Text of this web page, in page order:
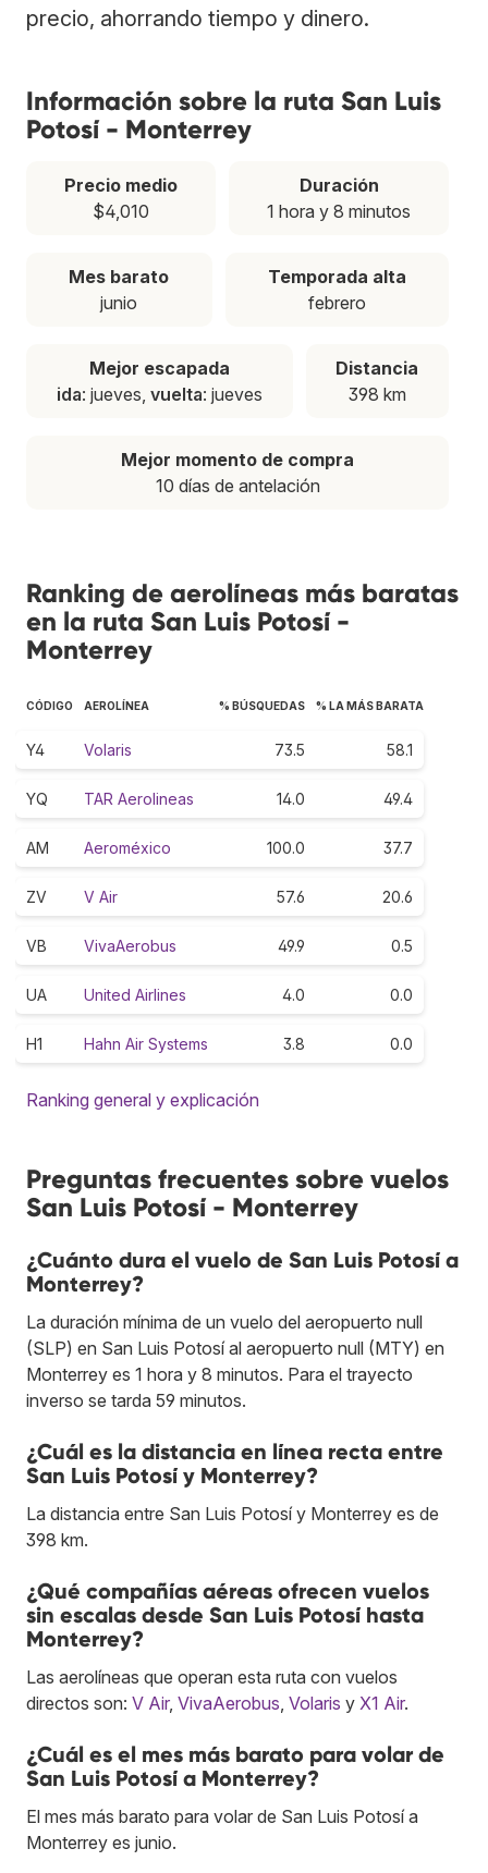
precio, ahorrando tiempo y dinero.
Información sobre la ruta San Luis
Potosí - Monterrey
Precio medio
$4,010
Duración
1 hora y 8 minutos
Mes barato
junio
Temporada alta
febrero
Mejor escapada
ida: jueves, vuelta: jueves
Distancia
398 km
Mejor momento de compra
10 días de antelación
Ranking de aerolíneas más baratas
en la ruta San Luis Potosí -
Monterrey
CÓDIGO AEROLÍNEA % BÚSQUEDAS % LA MÁS BARATA
Y4 Volaris 73.5 58.1
YQ TAR Aerolineas 14.0 49.4
AM Aeroméxico 100.0 37.7
ZV V Air 57.6 20.6
VB VivaAerobus 49.9 0.5
UA United Airlines 4.0 0.0
H1 Hahn Air Systems 3.8 0.0
Ranking general y explicación
Preguntas frecuentes sobre vuelos
San Luis Potosí - Monterrey
¿Cuánto dura el vuelo de San Luis Potosí a
Monterrey?
La duración mínima de un vuelo del aeropuerto null
(SLP) en San Luis Potosí al aeropuerto null (MTY) en
Monterrey es 1 hora y 8 minutos. Para el trayecto
inverso se tarda 59 minutos.
¿Cuál es la distancia en línea recta entre
San Luis Potosí y Monterrey?
La distancia entre San Luis Potosí y Monterrey es de
398 km.
¿Qué compañías aéreas ofrecen vuelos
sin escalas desde San Luis Potosí hasta
Monterrey?
Las aerolíneas que operan esta ruta con vuelos
directos son: V Air, VivaAerobus Volaris y X1 Air.
¿Cuál es el mes más barato para volar de
San Luis Potosí a Monterrey?
El mes más barato para volar de San Luis Potosí a
Monterrey es junio.